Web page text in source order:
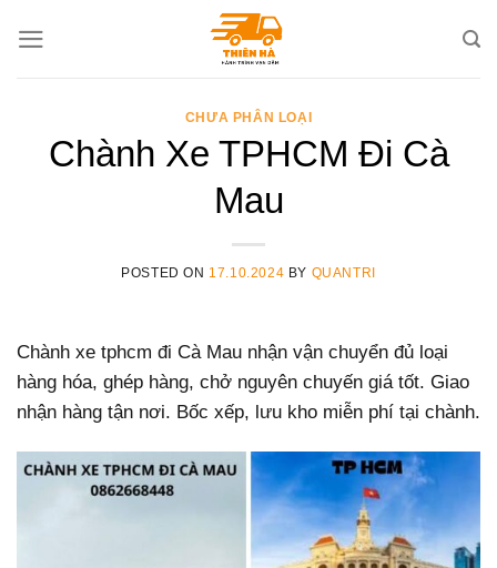
CHƯA PHÂN LOẠI
Chành Xe TPHCM Đi Cà
Mau
POSTED ON 17.10.2024 BY QUANTRI
Chành xe tphcm đi Cà Mau nhận vận chuyển đủ loại
hàng hóa, ghép hàng, chở nguyên chuyến giá tốt. Giao
nhận hàng tận nơi. Bốc xếp, lưu kho miễn phí tại chành.